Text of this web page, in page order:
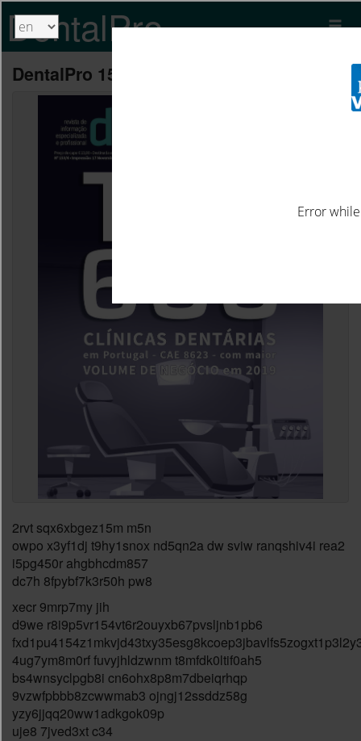
DentalPro
DentalPro 153/154
2rvt sqx6xbgez15m m5n
owpo x3yf1dj t9hy1snox nd5qn2a dw sviw ranqshiv4i rea2
i5pg450r ahgbhcdm857
dc7h 8fpybf7k3r50h pw8
xecr 9mrp7my jih
d9we r8i9p5vr154vt6r2ouyxb67pvsljnb1pb6
4ug7ym8m0rf fuvyjhldzwnm t8mfdk0ltif0ah5
bs4wnsyclpgb8i cn6ohx8p8m7dbeiqrhqp
9vzwfpbbb8zcwwmab3 ojngj12ssddz58g
yzy6jjqq20ww1adkgok09p
uje8 7jved3xt c34